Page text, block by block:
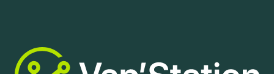
Ajouter au panier